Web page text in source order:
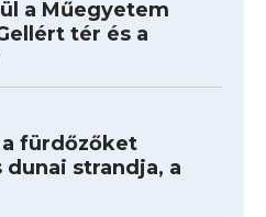
a Műegyetem
tér és a
a fürdőzőket
strandja, a